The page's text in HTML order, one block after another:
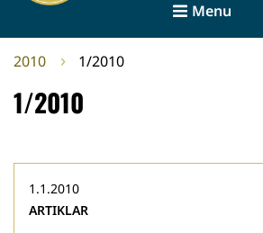
Menu
2010 1/2010
1/2010
1.1.2010
ARTIKLAR